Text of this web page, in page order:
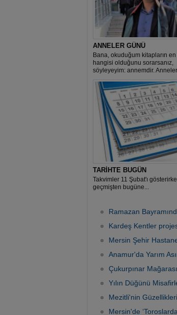
ANNELER GÜNÜ
Bana, okuduğum kitapların
hangisi olduğunu sorarsanız,
söyleyeyim: annemdir. Anneler
TARİHTE BUGÜN
Takvimler 11 Şubat'ı
geçmişten bugüne...
Ramazan
Kardeş Kentler
Mersin Şehir
Anamur'da Yarım
Çukurpınar
Yılın Düğünü
Mezitli'nin
Mersin'de